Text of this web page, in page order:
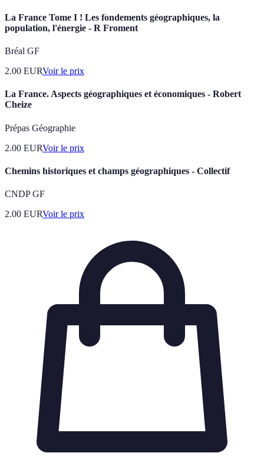
La France Tome I ! Les fondements géographiques, la
population, l'énergie - R Froment
Bréal GF
2.00 EURVoir le prix
La France. Aspects géographiques et économiques - Robert
Cheize
Prépas Géographie
2.00 EURVoir le prix
Chemins historiques et champs géographiques - Collectif
CNDP GF
2.00 EURVoir le prix